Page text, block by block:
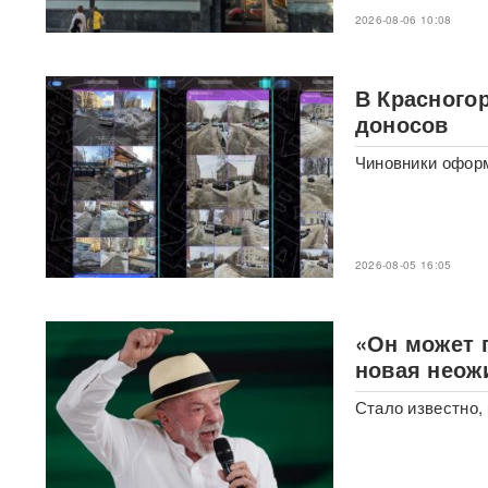
BadComedian объяснил,
почему на премьере
Трамп запретил "родильный
туризм" в США
В Таиланде 7 человек
погибли в результате
стрельбы в школеВИДЕО
310 баллов ЕГЭ — и без
топовые вузы
Раскрыта схема массовой
атаки БПЛА ВСУ на Россию
Федоров дал Зеленскому 12
дней, чтобы добром вернуть
2026-08-06 10:08
В
доносов
Чиновники
2026-08-05 16:05
«Он может
новая
Стало